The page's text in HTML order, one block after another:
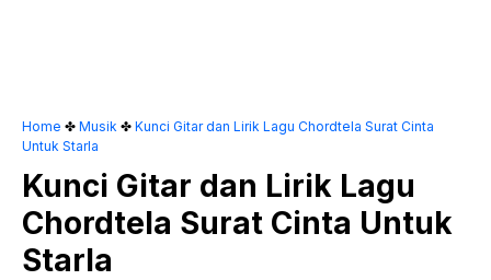
Home ✤ Musik ✤ Kunci Gitar dan Lirik Lagu Chordtela Surat Cinta
Untuk Starla
Kunci Gitar dan Lirik Lagu
Chordtela Surat Cinta Untuk
Starla